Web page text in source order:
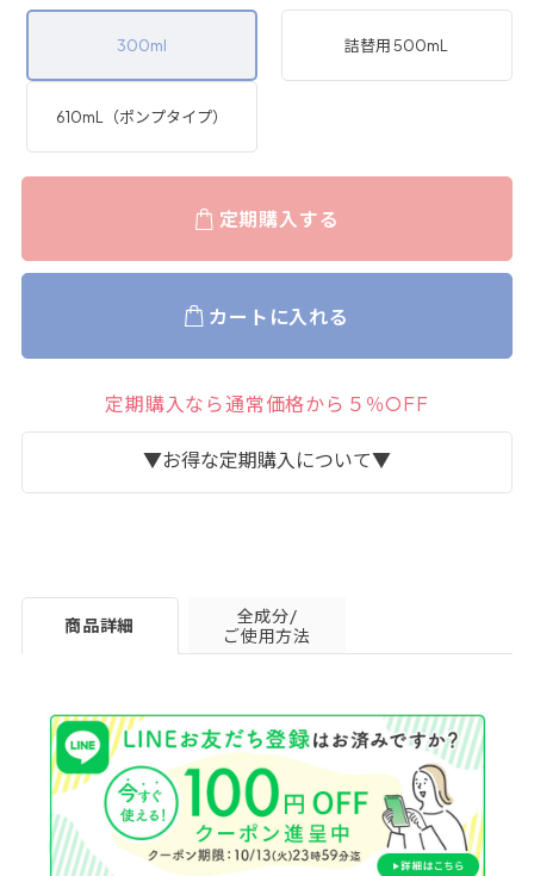
300ml 詰替用 500mL
610mL（ポンプタイプ）
定期購入する
カートに入れる
定期購入なら通常価格から５％OFF
▼お得な定期購入について▼
詳細はこちら＞
商品詳細
全成分/
ご使用方法